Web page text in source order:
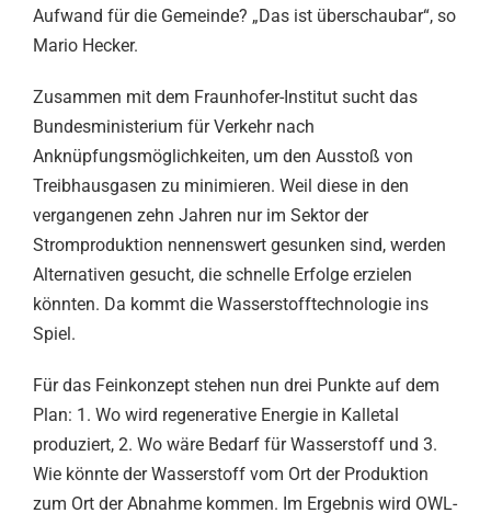
Aufwand für die Gemeinde? „Das ist überschaubar“, so
Mario Hecker.
Zusammen mit dem Fraunhofer-Institut sucht das
Bundesministerium für Verkehr nach
Anknüpfungsmöglichkeiten, um den Ausstoß von
Treibhausgasen zu minimieren. Weil diese in den
vergangenen zehn Jahren nur im Sektor der
Stromproduktion nennenswert gesunken sind, werden
Alternativen gesucht, die schnelle Erfolge erzielen
könnten. Da kommt die Wasserstofftechnologie ins
Spiel.
Für das Feinkonzept stehen nun drei Punkte auf dem
Plan: 1. Wo wird regenerative Energie in Kalletal
produziert, 2. Wo wäre Bedarf für Wasserstoff und 3.
Wie könnte der Wasserstoff vom Ort der Produktion
zum Ort der Abnahme kommen. Im Ergebnis wird OWL-